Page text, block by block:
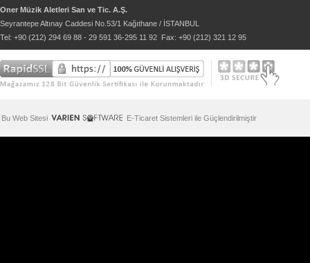
Oner Müzik Aletleri San ve Tic. A.Ş.
Seyrantepe Altınay Caddesi No.53/1 Kağıthane / İSTANBUL
Tel: +90 (212) 294 69 88 - 29 591 36-295 11 92 Fax: +90 (212) 321 12 95
Bu Web Sitesi E-Ticaret Sistemleri ile Güçlendirilmiştir